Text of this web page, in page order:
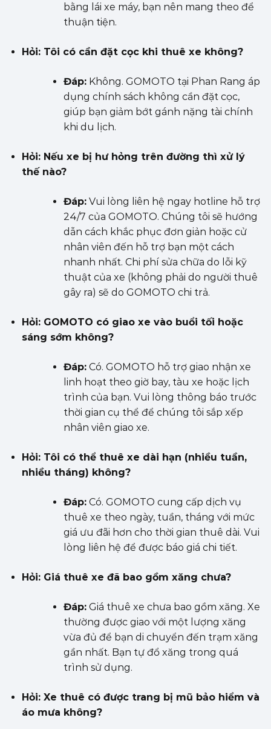
bằng lái xe máy, bạn nên mang theo để
thuận tiện.
Hỏi: Tôi có cần đặt cọc khi thuê xe không?
Đáp:Không. GOMOTO tại Phan Rang áp
dụng chính sách không cần đặt cọc,
giúp bạn giảm bớt gánh nặng tài chính
khi du lịch.
Hỏi: Nếu xe bị hư hỏng trên đường thì xử lý
thế nào?
Đáp:Vui lòng liên hệ ngay hotline hỗ trợ
24/7 của GOMOTO. Chúng tôi sẽ hướng
dẫn cách khắc phục đơn giản hoặc cử
nhân viên đến hỗ trợ bạn một cách
nhanh nhất. Chi phí sửa chữa do lỗi kỹ
thuật của xe (không phải do người thuê
gây ra) sẽ do GOMOTO chi trả.
Hỏi: GOMOTO có giao xe vào buổi tối hoặc
sáng sớm không?
Đáp:Có. GOMOTO hỗ trợ giao nhận xe
linh hoạt theo giờ bay, tàu xe hoặc lịch
trình của bạn. Vui lòng thông báo trước
thời gian cụ thể để chúng tôi sắp xếp
nhân viên giao xe.
Hỏi: Tôi có thể thuê xe dài hạn (nhiều tuần,
nhiều tháng) không?
Đáp:Có. GOMOTO cung cấp dịch vụ
thuê xe theo ngày, tuần, tháng với mức
giá ưu đãi hơn cho thời gian thuê dài. Vui
lòng liên hệ để được báo giá chi tiết.
Hỏi: Giá thuê xe đã bao gồm xăng chưa?
Đáp:Giá thuê xe chưa bao gồm xăng. Xe
thường được giao với một lượng xăng
vừa đủ để bạn di chuyển đến trạm xăng
gần nhất. Bạn tự đổ xăng trong quá
trình sử dụng.
Hỏi: Xe thuê có được trang bị mũ bảo hiểm và
áo mưa không?